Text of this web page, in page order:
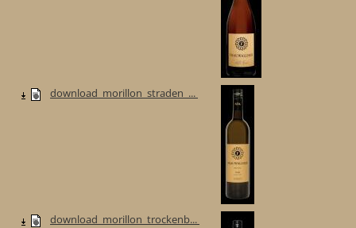
download_morillon_straden_...
download_morillon_trockenb...